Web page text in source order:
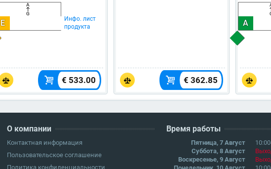
A
G
E
Инфо. лист
продукта
€ 533.00 € 362.85
A
О компании
Контактная информация
Пользовательское соглашение
Политика конфиденциальности
Время работы
Пятница, 7 Август
Суббота, 8 Август
Воскресенье, 9 Август